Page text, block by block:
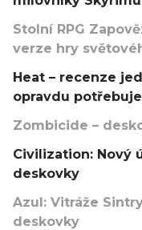
Stolní RPG
verze hry
Heat – recenze
opravdu
Zombicide –
Civilization: Nový
deskovky
Azul: Vitráže
deskovky